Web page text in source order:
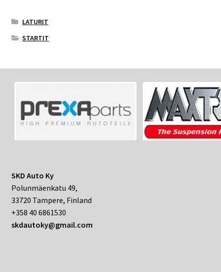
LATURIT
STARTIT
SKD Auto Ky
Polunmäenkatu 49,
33720 Tampere, Finland
+358 40 6861530
skdautoky@gmail.com